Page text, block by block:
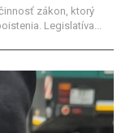
zákon, ktorý
Legislatíva...